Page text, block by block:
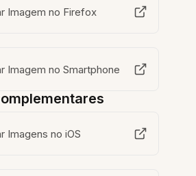
Imagem no Firefox
Imagem no Smartphone
Imagens no iOS